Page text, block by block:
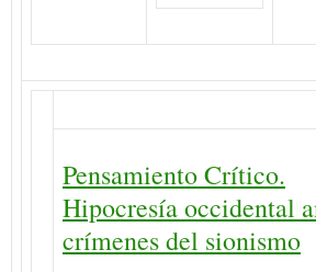
Pensamiento Crítico.
Hipocresía occidental
crímenes del sionismo